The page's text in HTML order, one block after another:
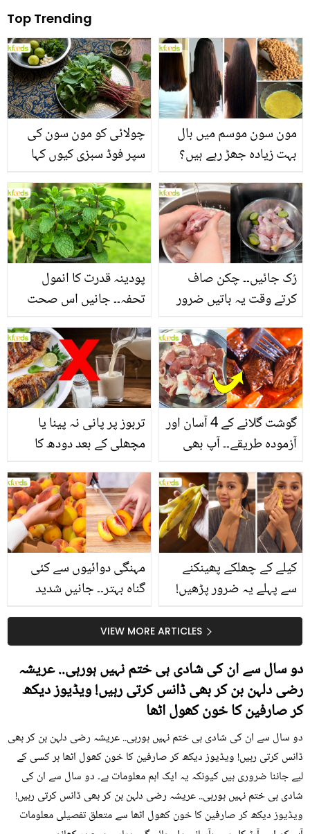
Top Trending
چولائی کو مون سون کی
سپر فوڈ سبزی کیوں کہا
منرلز اور اینٹی آکسیڈنٹس
سے بھرپور اس سبزی کے
فائدے
مون سون موسم میں بال
بہت زیادہ جھڑ رہے ہیں؟
بنانے کے چند قدرتی طریقے
پودینہ قدرت کا انمول
تحفہ۔۔ جانیں اس صحت
انگیز طبی فوائد
رُک جائیں۔۔ چکن صاف
کرتے وقت یہ باتیں ضرور
تربوز پر پانی نہ پینا یا
مچھلی کے بعد دودھ کا
سے متعلق غلط فہمیوں کی
حقیقت کیا ہے اور افواہ
کیا؟
گوشت گلانے کے 4 آسان اور
آزمودہ طریقے۔۔ آپ بھی
بتائے راز
مہنگی دوائیوں سے کئی
گناہ بہتر۔۔ جانیں شدید
کیوں کھانا چاہیے؟
کیلے کے چھلکے پھینکنے
سے پہلے یہ ضرور پڑھیں!
سستا اور قدرتی حلVIEW MORE ARTICLES
دو سال سے ان کی شادی ہی ختم نہیں ہورہی.. عریشہ
رضی دلہن بن کر بھی ڈانس کرتی رہیں! ویڈیوز دیکھ
کر صارفین کا خون کھول اٹھا
دو سال سے ان کی شادی ہی ختم نہیں ہورہی.. عریشہ رضی دلہن بن کر بھی
ڈانس کرتی رہیں! ویڈیوز دیکھ کر صارفین کا خون کھول اٹھا ہر کسی کے
لیے جاننا ضروری ہیں کیونکہ یہ ایک اہم معلومات ہے۔ دو سال سے ان کی
شادی ہی ختم نہیں ہورہی.. عریشہ رضی دلہن بن کر بھی ڈانس کرتی رہیں!
ویڈیوز دیکھ کر صارفین کا خون کھول اٹھا سے متعلق تفصیلی معلومات